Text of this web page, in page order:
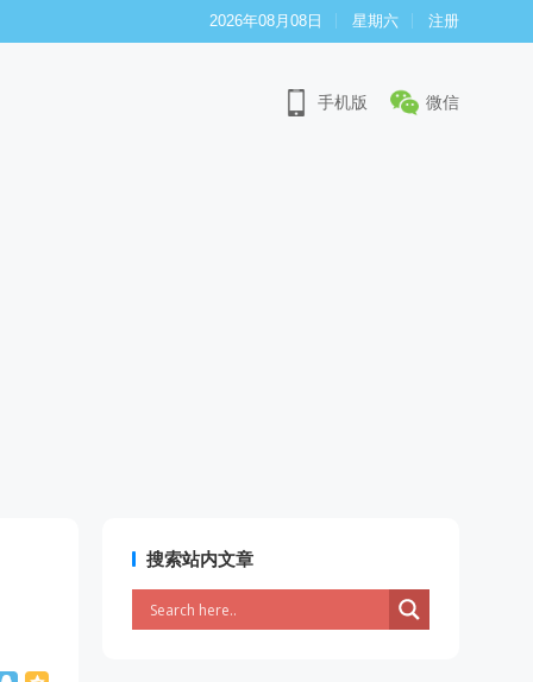
2026年08月08日 星期六 注册
手机版 微信
搜索站内文章